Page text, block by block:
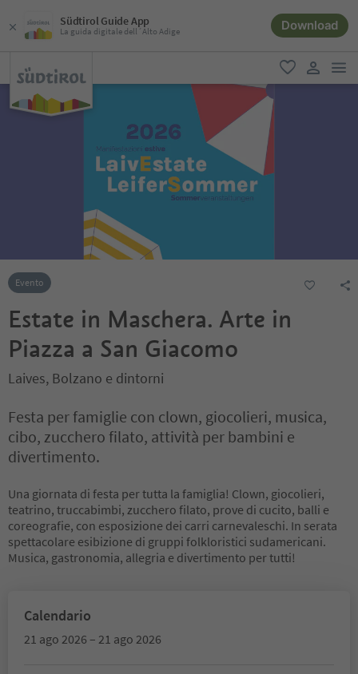
Südtirol Guide App
La guida digitale dell´Alto Adige Download
favoriti
user link
Evento
Estate in Maschera. Arte in
Piazza a San Giacomo
Laives, Bolzano e dintorni
Festa per famiglie con clown, giocolieri, musica,
cibo, zucchero filato, attività per bambini e
divertimento.
Una giornata di festa per tutta la famiglia! Clown, giocolieri,
teatrino, truccabimbi, zucchero filato, prove di cucito, balli e
coreografie, con esposizione dei carri carnevaleschi. In serata
spettacolare esibizione di gruppi folkloristici sudamericani.
Musica, gastronomia, allegria e divertimento per tutti!
Calendario
21 ago 2026 – 21 ago 2026